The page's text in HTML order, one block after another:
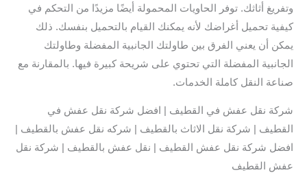
وتفريغ أثاثك. توفر الحاويات المحمولة أيضًا مزيدًا من التحكم في
كيفية تحميل أغراضك لأنه يمكنك القيام بالتحميل بنفسك. ذلك
يمكن أن يعني الفرق بين طاولتك الجانبية المفضلة وطاولتك
الجانبية المفضلة التي تحتوي على شريحة كبيرة فيها. بالمقارنة مع
صناعة النقل كاملة الخدمات.
شركة نقل عفش في القطيف | افضل شركة نقل عفش في
القطيف | شركة نقل الاثاث بالقطيف | شركه نقل عفش بالقطيف |
افضل شركة نقل عفش القطيف | نقل عفش بالقطيف | شركة نقل
عفش القطيف